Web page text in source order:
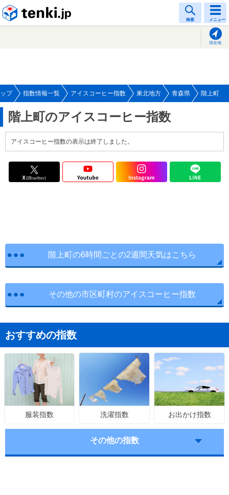
検索 メニュー
現在地
プ 指数情報一覧 アイスコーヒー指数 東北地方 青森県 階上町
階上町のアイスコーヒー指数
アイスコーヒー指数の表示は終了しました。
階上町の6時間ごとの2週間天気はこちら
その他の市区町村のアイスコーヒー指数
おすすめの指数
服装指数 洗濯指数 お出かけ指数
その他の指数